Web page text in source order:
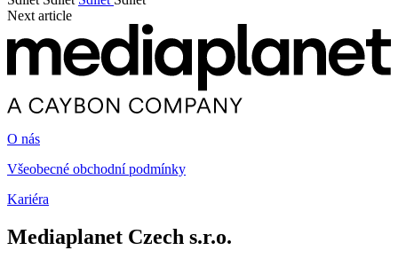
Next article
O nás
Všeobecné obchodní podmínky
Kariéra
Mediaplanet Czech s.r.o.